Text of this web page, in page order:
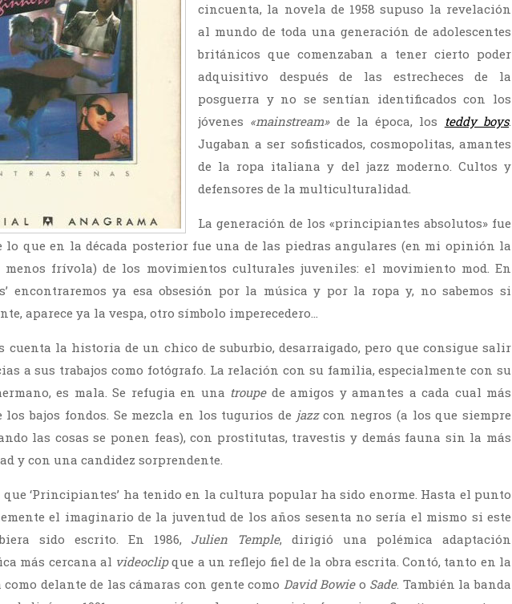
cincuenta, la novela de 1958 supuso la revelación
al mundo de toda una generación de adolescentes
británicos que comenzaban a tener cierto poder
adquisitivo después de las estrecheces de la
posguerra y no se sentían identificados con los
jóvenes «mainstream»de la época, los teddy boys.
Jugaban a ser sofisticados, cosmopolitas, amantes
de la ropa italiana y del jazz moderno. Cultos y
defensores de la multiculturalidad.
La generación de los «principiantes absolutos» fue
lo que en la década posterior fue una de las piedras angulares (en mi opinión la
frívola) de los movimientos culturales juveniles: el movimiento mod. En
encontraremos ya esa obsesión por la música y por la ropa y, no sabemos si
aparece ya la vespa, otro símbolo imperecedero…
cuenta la historia de un chico de suburbio, desarraigado, pero que consigue salir
a sus trabajos como fotógrafo. La relación con su familia, especialmente con su
es mala. Se refugia en una troupede amigos y amantes a cada cual más
los bajos fondos. Se mezcla en los tugurios de jazzcon negros (a los que siempre
las cosas se ponen feas), con prostitutas, travestis y demás fauna sin la más
y con una candidez sorprendente.
‘Principiantes’ ha tenido en la cultura popular ha sido enorme. Hasta el punto
el imaginario de la juventud de los años sesenta no sería el mismo si este
sido escrito. En 1986, Julien Temple, dirigió una polémica adaptación
más cercana al videoclipque a un reflejo fiel de la obra escrita. Contó, tanto en la
delante de las cámaras con gente como David Bowieo Sade. También la banda